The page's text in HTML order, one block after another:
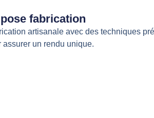
fabrication
artisanale avec des techniques
assurer un rendu unique.